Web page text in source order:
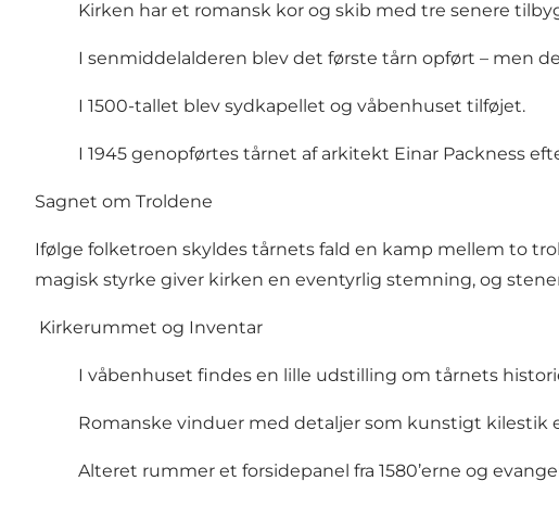
Kirken har et romansk kor og skib med tre senere
I senmiddelalderen blev det første tårn opført – men
I 1500-tallet blev sydkapellet og våbenhuset tilføjet.
I 1945 genopførtes tårnet af arkitekt Einar Packness
Sagnet om Troldene
Ifølge folketroen skyldes tårnets fald en kamp mellem to
magisk styrke giver kirken en eventyrlig stemning, og
Kirkerummet og Inventar
I våbenhuset findes en lille udstilling om tårnets
Romanske vinduer med detaljer som kunstigt kilestik
Alteret rummer et forsidepanel fra 1580’erne og